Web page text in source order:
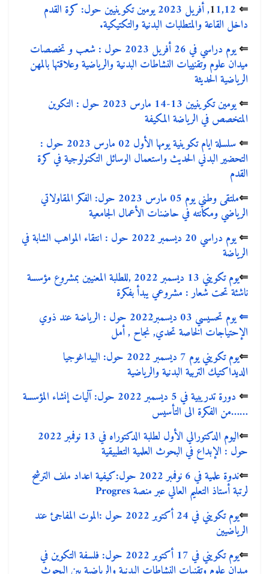
⇐
1,12, أفريل 2023 يومين تكوينيين حول: كرة القدم
داخل القاعة والمتطلبات البدنية والتكتيكية.
⇐
يوم دراسي في 26 أفريل 2023 حول : شعب و تخصصات
ميدان علوم وتقنييات النشاطات البدنية والرياضية وعلاقتها بالمهن
الرياضية الحديثة
⇐
يومين تكوينيين 13-14 مارس 2023 حول : التكوين
المتخصص في الرياضة المكيفة
⇐
سلسلة ايام تكوينية يومها الأول 02 مارس 2023 حول :
التحضير البدني الحديث واستعمال الوسائل التكنولوجية في كرة
القدم
⇐
ملتقى وطني يوم 05 مارس 2023 حول: الفكر المقاولاتي
الرياضي ومكانته في حاضنات الأعمال الجامعية
⇐
يوم دراسي 20 ديسمبر 2022 حول : انتقاء المواهب الشابة في
الرياضة
⇐
يوم تكويني 13 ديسمبر 2022 ,للطلبة المعنيين بمشروع مؤسسة
ناشئة تحت شعار : مشروعي يبدأ بفكرة
⇐
يوم تحسيسي 03 ديسمبر2022 حول : الرياضة عند ذوي
الإحتياجات الخاصة تحدي, نجاح , أمل
⇐
يوم تكويني يوم 7 ديسمبر 2022 حول: البيداغوجيا
الديداكتيك التربية البدنية والرياضية
⇐
دورة تدريبية في 5 ديسمبر 2022 حول: آليات إنشاء المؤسسة
……من الفكرة الى التأسيس
⇐
اليوم الدكتورالي الأول لطلبة الدكتوراه في 13 نوفمبر 2022
حول : الإبداع في البحوث العلمية التطبيقية
⇐
ندوة علمية في 6 نوفمبر 2022 حول:كيفية اعداد ملف الترشح
لرتبة أستاذ التعليم العالي عبر منصة Progres
⇐
يوم تكويني في 24 أكتوبر 2022 حول :الموت المفاجئ عند
الرياضيين
⇐
يوم تكويني في 17 أكتوبر 2022 حول: فلسفة التكوين في